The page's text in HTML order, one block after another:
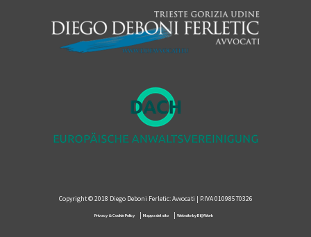
Copyright © 2018 Diego Deboni Ferletic: Avvocati | P.IVA 01098570326
Privacy & Cookie Policy | Mappa del sito |Website by BI@Work